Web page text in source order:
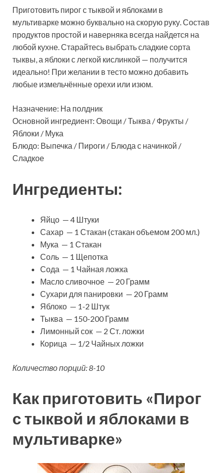
Приготовить пирог с тыквой и яблоками в
мультиварке можно буквально на скорую руку. Состав
продуктов простой и наверняка всегда найдется на
любой кухне. Старайтесь выбрать сладкие сорта
тыквы, а яблоки с легкой кислинкой — получится
идеально! При желании в тесто можно добавить
любые измельчённые орехи или изюм.
Назначение: На полдник
Основной ингредиент: Овощи / Тыква / Фрукты /
Яблоки / Мука
Блюдо: Выпечка / Пироги / Блюда с начинкой /
Сладкое
Ингредиенты:
Яйцо — 4 Штуки
Сахар — 1 Стакан (стакан объемом 200 мл.)
Мука — 1 Стакан
Соль — 1 Щепотка
Сода — 1 Чайная ложка
Масло сливочное — 20 Грамм
Сухари для панировки — 20 Грамм
Яблоко — 1-2 Штук
Тыква — 150-200 Грамм
Лимонный сок — 2 Ст. ложки
Корица — 1/2 Чайных ложки
Количество порций: 8-10
Как приготовить «Пирог
с тыквой и яблоками в
мультиварке»